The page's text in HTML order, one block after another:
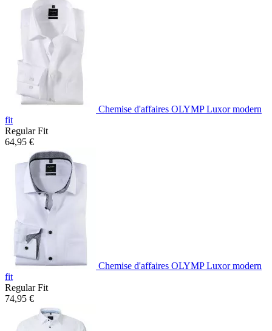
Chemise d'affaires OLYMP Luxor modern
fit
Regular Fit
64,95 €
Chemise d'affaires OLYMP Luxor modern
fit
Regular Fit
74,95 €